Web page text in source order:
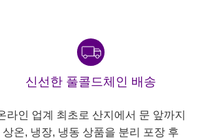
신선한 풀콜드체인 배송
라인 업계 최초로 산지에서 문 앞까지
상온, 냉장, 냉동 상품을 분리 포장 후